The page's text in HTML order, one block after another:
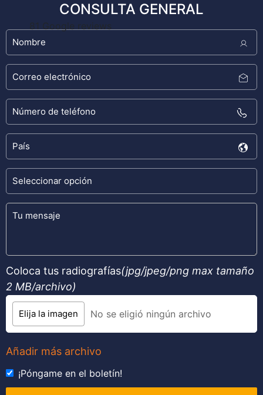
CONSULTA GENERAL
Coloca tus radiografías(jpg/jpeg/png max tamaño
2 MB/archivo)
Elija la imagen No se eligió ningún archivo
Añadir más archivo
¡Póngame en el boletín!
81 Google reviews